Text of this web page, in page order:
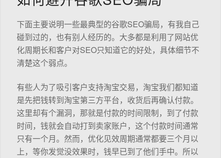
下面主要说明一些最典型的谷歌SEO骗局，有我自己
碰到过的，也有别人经历的。大多都是利用了网站优
化周期长和客户对SEO只知道它的好处，具体细节不
清楚这个弱点。
有些人为了吸引客户支持淘宝交易，淘宝我们都知道
是先把钱转到淘宝第三方平台，收货后再确认付款。
这里却有个漏洞，那就是付款的时间限制，到了付款
时间，钱就会自动打到卖家账户，这个付款时间通常
只有一个月。然而，优化见效周期通常都要三个月以
上，等你发觉没效果时，钱早已到了他们手中。所以